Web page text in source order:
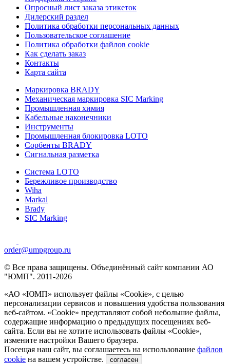
Опросный лист заказа этикеток
Дилерский раздел
Политика обработки персональных данных
Пользовательское соглашение
Политика обработки файлов cookie
Как сделать заказ
Контакты
Карта сайта
Маркировка BRADY
Механическая маркировка SIC Marking
Промышленная химия
Кабельные наконечники
Инструменты
Промышленная блокировка LOTO
Сорбенты BRADY
Сигнальная разметка
Система LOTO
Бережливое производство
Wiha
Markal
Brady
SIC Marking
order@umpgroup.ru
© Все права защищены. Объединённый сайт компании АО
"ЮМП". 2011-2026
«АО «ЮМП» использует файлы «Сookie», с целью
персонализации сервисов и повышения удобства пользования
веб-сайтом. «Cookie» представляют собой небольшие файлы,
содержащие информацию о предыдущих посещениях веб-
сайта. Если вы не хотите использовать файлы «Сookie»,
измените настройки Вашего браузера.
Посещая наш сайт, вы соглашаетесь на использование файлов
cookie на вашем устройстве. согласен